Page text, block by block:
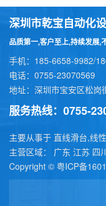
深圳市乾宝自动化
品质第一,客户至上,持续发展,
手机：185-6658-9982/
电话：0755-23070569
地址：深圳市宝安区松岗
服务热线：0755-
主要从事于 直线滑台,线
主营区域： 广东 江苏 四
Copyright © 粤ICP备